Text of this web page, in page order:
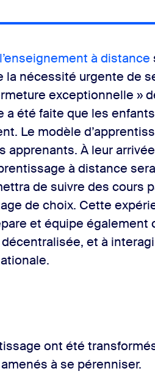
à distance
nécessité urgente de
exceptionnelle »
a été faite que les
Le modèle
À leur arrivée
à distance
de suivre des cours
de choix. Cette
et équipe également
et à
ont été
à se pérenniser.